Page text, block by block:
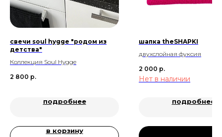
свечи soul hygge "родом из
детства"
Коллекция Soul Hygge
2 800 р.
подробнее
в корзину
шапка theSHAPKI
двухслойная фуксия
2 000 р.
Нет в наличии
подробнее